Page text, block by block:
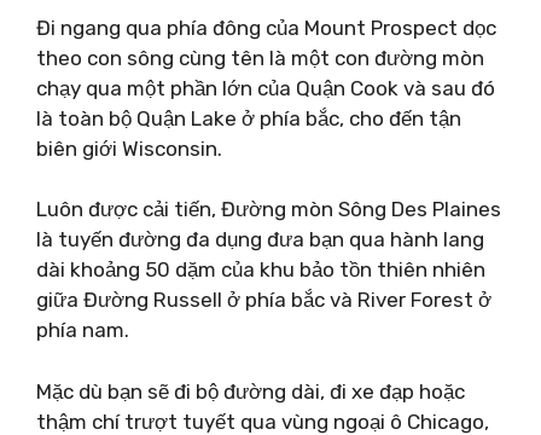
Đi ngang qua phía đông của Mount Prospect dọc
theo con sông cùng tên là một con đường mòn
chạy qua một phần lớn của Quận Cook và sau đó
là toàn bộ Quận Lake ở phía bắc, cho đến tận
biên giới Wisconsin.
Luôn được cải tiến, Đường mòn Sông Des Plaines
là tuyến đường đa dụng đưa bạn qua hành lang
dài khoảng 50 dặm của khu bảo tồn thiên nhiên
giữa Đường Russell ở phía bắc và River Forest ở
phía nam.
Mặc dù bạn sẽ đi bộ đường dài, đi xe đạp hoặc
thậm chí trượt tuyết qua vùng ngoại ô Chicago,